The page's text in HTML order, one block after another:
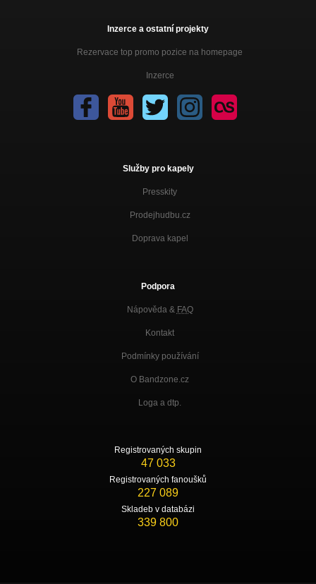
Inzerce a ostatní projekty
Rezervace top promo pozice na homepage
Inzerce
Služby pro kapely
Presskity
Prodejhudbu.cz
Doprava kapel
Podpora
Nápověda & FAQ
Kontakt
Podmínky používání
O Bandzone.cz
Loga a dtp.
Registrovaných skupin
47 033
Registrovaných fanoušků
227 089
Skladeb v databázi
339 800